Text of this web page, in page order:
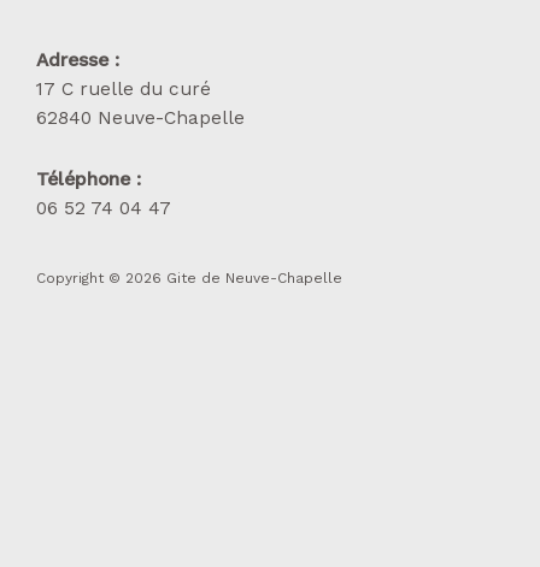
Adresse :
17 C ruelle du curé
62840 Neuve-Chapelle
Téléphone :
06 52 74 04 47
Copyright © 2026 Gite de Neuve-Chapelle